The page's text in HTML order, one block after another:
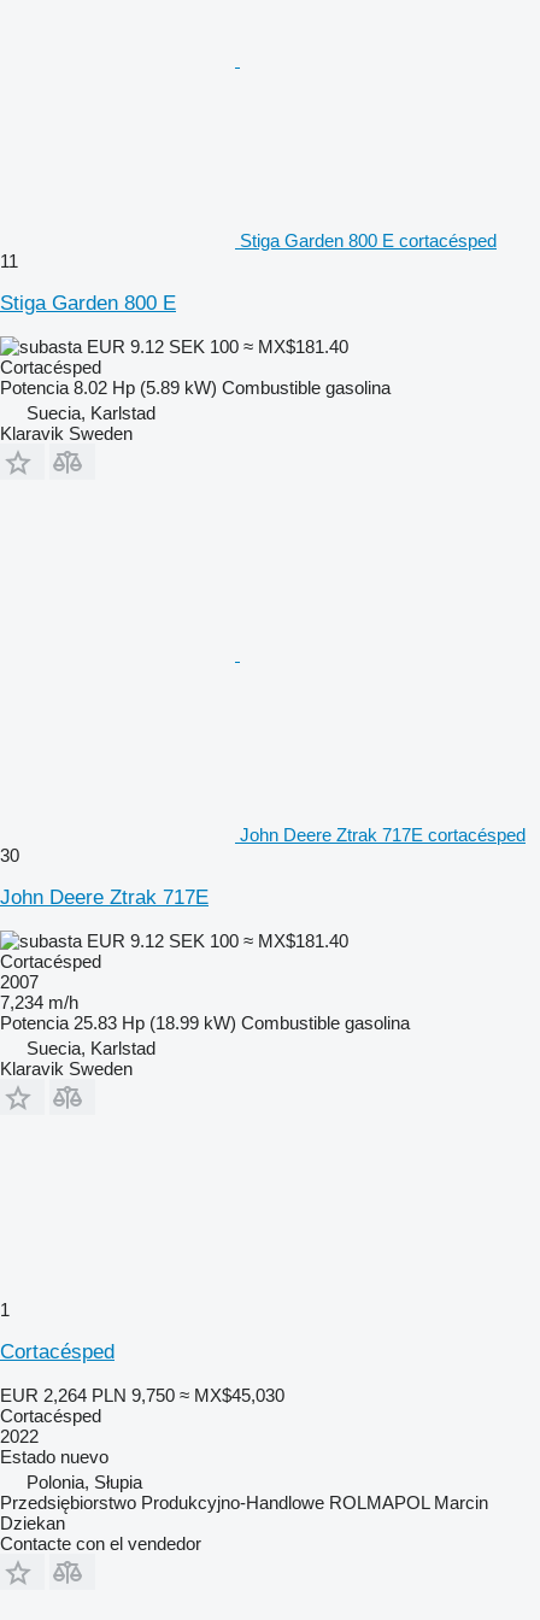
Stiga Garden 800 E cortacésped
11
Stiga Garden 800 E
EUR 9.12 SEK 100 ≈ MX$181.40
Cortacésped
Potencia 8.02 Hp (5.89 kW) Combustible gasolina
Suecia, Karlstad
Klaravik Sweden
John Deere Ztrak 717E cortacésped
30
John Deere Ztrak 717E
EUR 9.12 SEK 100 ≈ MX$181.40
Cortacésped
2007
7,234 m/h
Potencia 25.83 Hp (18.99 kW) Combustible gasolina
Suecia, Karlstad
Klaravik Sweden
1
Cortacésped
EUR 2,264 PLN 9,750 ≈ MX$45,030
Cortacésped
2022
Estado nuevo
Polonia, Słupia
Przedsiębiorstwo Produkcyjno-Handlowe ROLMAPOL Marcin
Dziekan
Contacte con el vendedor